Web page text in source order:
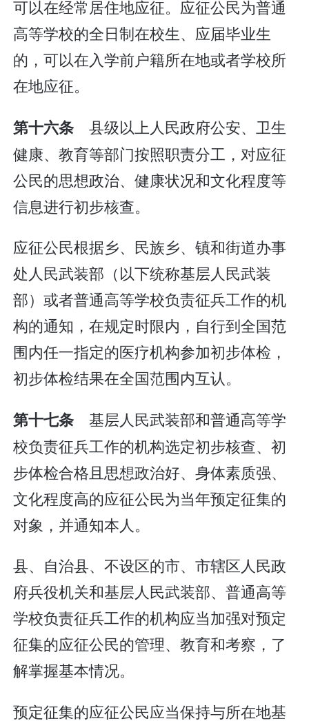
可以在经常居住地应征。应征公民为普通
高等学校的全日制在校生、应届毕业生
的，可以在入学前户籍所在地或者学校所
在地应征。
第十六条 县级以上人民政府公安、卫生
健康、教育等部门按照职责分工，对应征
公民的思想政治、健康状况和文化程度等
信息进行初步核查。
应征公民根据乡、民族乡、镇和街道办事
处人民武装部（以下统称基层人民武装
部）或者普通高等学校负责征兵工作的机
构的通知，在规定时限内，自行到全国范
围内任一指定的医疗机构参加初步体检，
初步体检结果在全国范围内互认。
第十七条 基层人民武装部和普通高等学
校负责征兵工作的机构选定初步核查、初
步体检合格且思想政治好、身体素质强、
文化程度高的应征公民为当年预定征集的
对象，并通知本人。
县、自治县、不设区的市、市辖区人民政
府兵役机关和基层人民武装部、普通高等
学校负责征兵工作的机构应当加强对预定
征集的应征公民的管理、教育和考察，了
解掌握基本情况。
预定征集的应征公民应当保持与所在地基